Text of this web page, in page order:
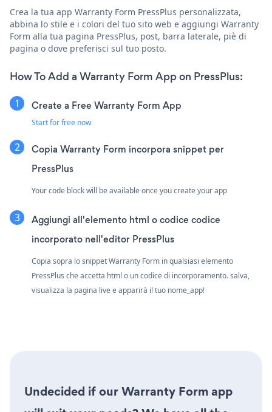
Crea la tua app Warranty Form PressPlus personalizzata,
abbina lo stile e i colori del tuo sito web e aggiungi Warranty
Form alla tua pagina PressPlus, post, barra laterale, piè di
pagina o dove preferisci sul tuo posto.
How To Add a Warranty Form App on PressPlus:
Create a Free Warranty Form App
Start for free now
Copia Warranty Form incorpora snippet per
PressPlus
Your code block will be available once you create your app
Aggiungi all'elemento html o codice codice
incorporato nell'editor PressPlus
Copia sopra lo snippet Warranty Form in qualsiasi elemento
PressPlus che accetta html o un codice di incorporamento. salva,
visualizza la pagina live e apparirà il tuo nome_app!
Undecided if our Warranty Form app